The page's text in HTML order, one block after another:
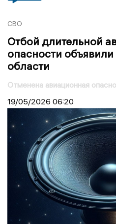
СВО
Отбой длительной
опасности
области
Отменена авиационная
19/05/2026 06:20